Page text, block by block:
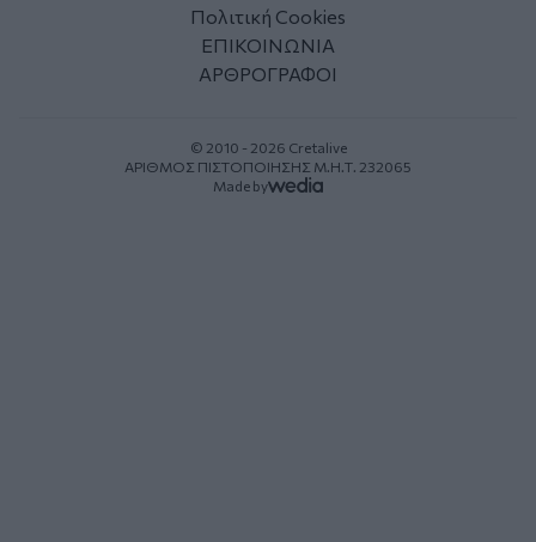
Πολιτική Cookies
ΕΠΙΚΟΙΝΩΝΙΑ
ΑΡΘΡΟΓΡΑΦΟΙ
© 2010 - 2026 Cretalive
ΑΡΙΘΜΟΣ ΠΙΣΤΟΠΟΙΗΣΗΣ Μ.Η.Τ. 232065
Made by